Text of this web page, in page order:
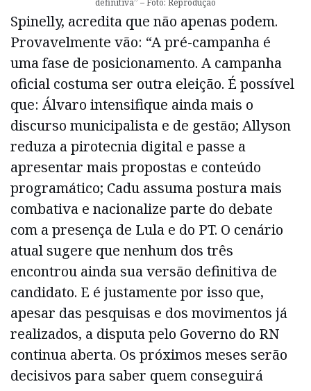
definitiva” – Foto: Reprodução
Spinelly, acredita que não apenas podem.
Provavelmente vão: “A pré-campanha é
uma fase de posicionamento. A campanha
oficial costuma ser outra eleição. É possível
que: Álvaro intensifique ainda mais o
discurso municipalista e de gestão; Allyson
reduza a pirotecnia digital e passe a
apresentar mais propostas e conteúdo
programático; Cadu assuma postura mais
combativa e nacionalize parte do debate
com a presença de Lula e do PT. O cenário
atual sugere que nenhum dos três
encontrou ainda sua versão definitiva de
candidato. E é justamente por isso que,
apesar das pesquisas e dos movimentos já
realizados, a disputa pelo Governo do RN
continua aberta. Os próximos meses serão
decisivos para saber quem conseguirá